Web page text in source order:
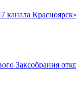
канала
Заксобрания